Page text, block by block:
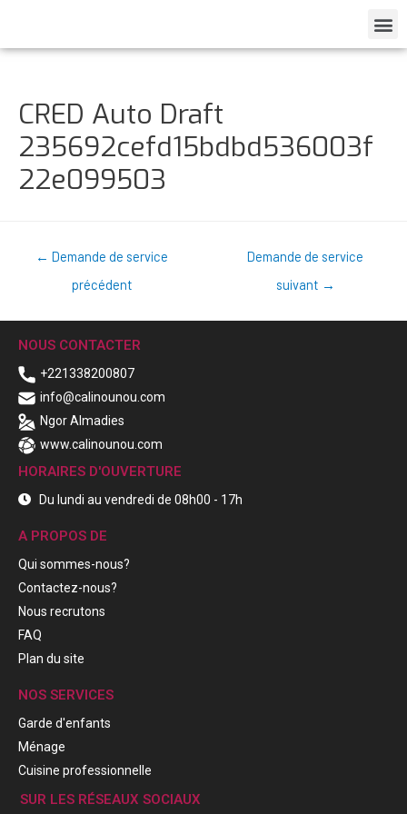
CRED Auto Draft
235692cefd15bdbd536003f
22e099503
← Demande de service
précédent
Demande de service
suivant →
NOUS CONTACTER
+221338200807
info@calinounou.com
Ngor Almadies
www.calinounou.com
HORAIRES D'OUVERTURE
Du lundi au vendredi de 08h00 - 17h
A PROPOS DE
Qui sommes-nous?
Contactez-nous?
Nous recrutons
FAQ
Plan du site
NOS SERVICES
Garde d'enfants
Ménage
Cuisine professionnelle
SUR LES RÉSEAUX SOCIAUX